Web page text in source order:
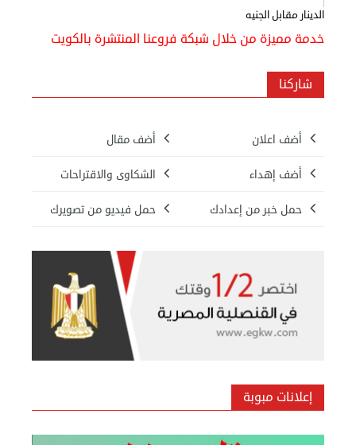
الدينار مقابل الجنيه
خدمة مميزة من خلال شبكة فروعنا المنتشرة بالكويت
شاركنا
أضف اعلان أضف مقال
أضف إهداء الشكاوى والاقتراحات
حمل خبر من إعدادك حمل فيديو من تصويرك
إعلانات مبوبة
بيع ساعة تيسوت